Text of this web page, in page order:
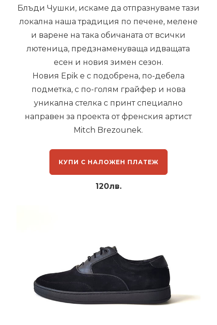
Блъди Чушки, искаме да отпразнуваме тази
локална наша традиция по печене, мелене
и варене на така обичаната от всички
лютеница, предзнаменуваща идващата
есен и новия зимен сезон.
Новия Epik е с подобрена, по-дебела
подметка, с по-голям грайфер и нова
уникална стелка с принт специално
направен за проекта от френския артист
Mitch Brezounek.
КУПИ С НАЛОЖЕН ПЛАТЕЖ
120лв.